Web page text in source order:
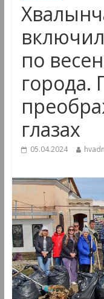
по
города.
глазах
05.04.2024